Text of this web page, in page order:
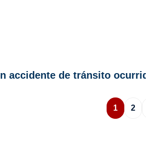
accidente de tránsito
1 2